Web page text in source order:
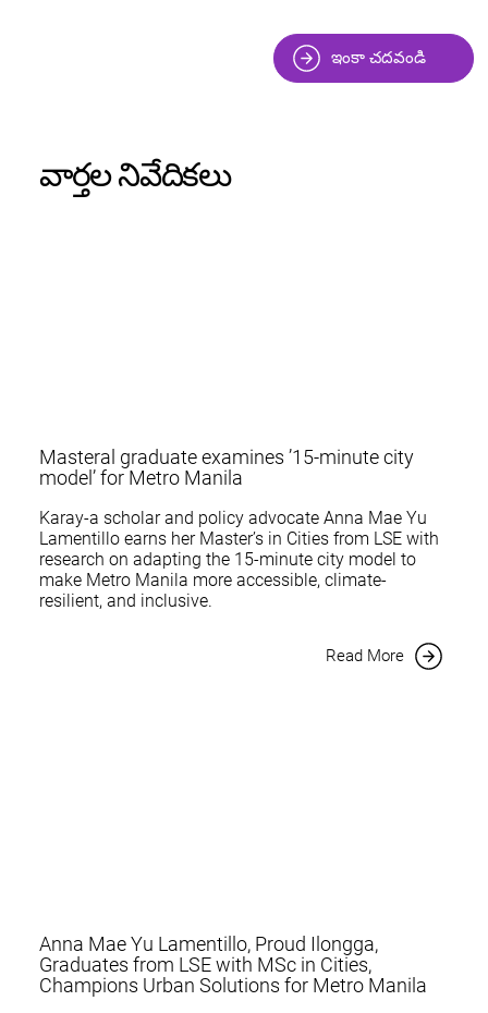
ఇంకా చదవండి
Masteral graduate examines ’15-minute city
model’ for Metro Manila
Karay-a scholar and policy advocate Anna Mae Yu
Lamentillo earns her Master’s in Cities from LSE with
research on adapting the 15-minute city model to
make Metro Manila more accessible, climate-
resilient, and inclusive.
Read More
Anna Mae Yu Lamentillo, Proud Ilongga,
Graduates from LSE with MSc in Cities,
Champions Urban Solutions for Metro Manila
వార్తల నివేదికలు